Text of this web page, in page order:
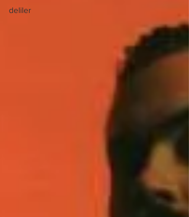
deliler